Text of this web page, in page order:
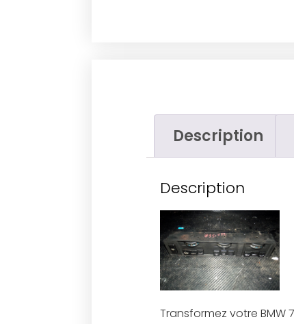
Description
Description
Transformez votre